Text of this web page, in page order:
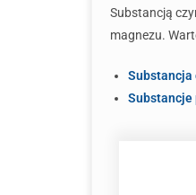
Substancją
magnezu.
Substancja
Substancje